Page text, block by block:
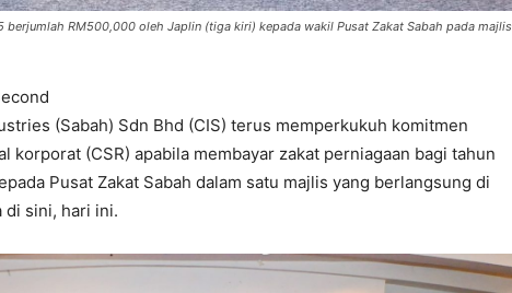
berjumlah RM500,000 oleh Japlin (tiga kiri) kepada wakil Pusat Zakat Sabah pada majlis
(Sabah) Sdn Bhd (CIS) terus memperkukuh komitmen
korporat (CSR) apabila membayar zakat perniagaan bagi tahun
Pusat Zakat Sabah dalam satu majlis yang berlangsung di
di sini, hari ini.